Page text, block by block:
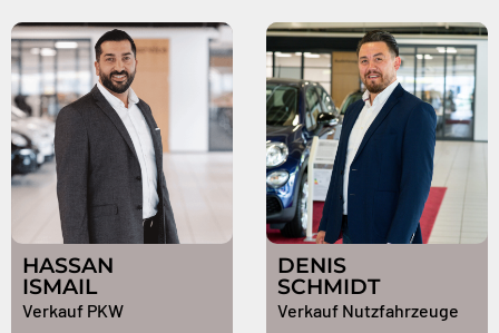
HASSAN
ISMAIL
Verkauf PKW
DENIS
SCHMIDT
Verkauf Nutzfahrzeuge